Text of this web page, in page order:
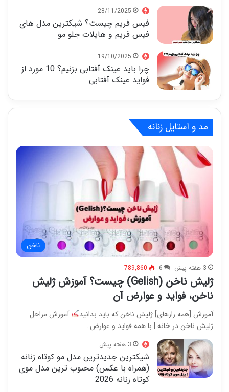
28/11/2025
فیس فریم چیست؟ شیکترین مدل های
فیس فریم و هایلات جلو مو
19/10/2025
چرا باید عینک آفتابی بزنیم؟ 10 مورد از
فواید عینک آفتابی
مد و استایل زنانه
ناخن
3 هفته پیش 6
789,860
ژلیش ناخن (Gelish) چیست؟ آموزش ژلیش
ناخن، فواید و عوارض آن
آموزش [همه رازهای] ژلیش ناخن که باید بدانید
آموزش مراحل
ژلیش ناخن در خانه | با همه فواید و عوارض…
3 هفته پیش
شیکترین جدیدترین مدل مو کوتاه زنانه
(همراه با عکس) محبوب ترین مدل موی
کوتاه زنانه 2026